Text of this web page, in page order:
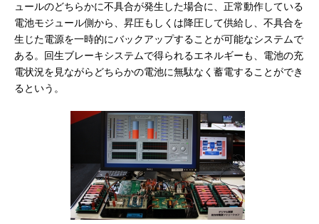
ュールのどちらかに不具合が発生した場合に、正常動作している
電池モジュール側から、昇圧もしくは降圧して供給し、不具合を
生じた電源を一時的にバックアップすることが可能なシステムで
ある。回生ブレーキシステムで得られるエネルギーも、電池の充
電状況を見ながらどちらかの電池に無駄なく蓄電することができ
るという。